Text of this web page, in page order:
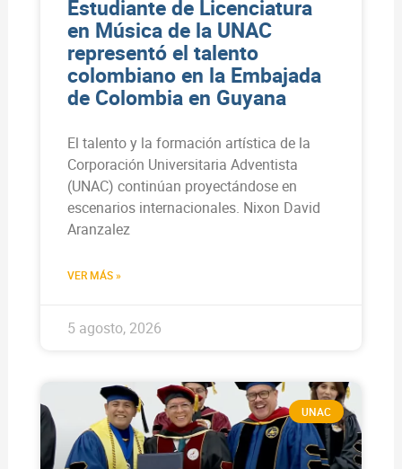
Estudiante de Licenciatura
en Música de la UNAC
representó el talento
colombiano en la Embajada
de Colombia en Guyana
El talento y la formación artística de la
Corporación Universitaria Adventista
(UNAC) continúan proyectándose en
escenarios internacionales. Nixon David
Aranzalez
VER MÁS »
5 agosto, 2026
UNAC